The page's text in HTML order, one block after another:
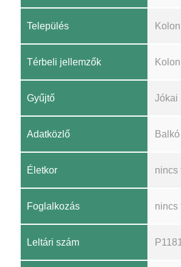
Település
Térbeli jellemzők
Gyűjtő Jókai
Adatközlő
Életkor nincs
Foglalkozás nincs
Leltári szám P1181